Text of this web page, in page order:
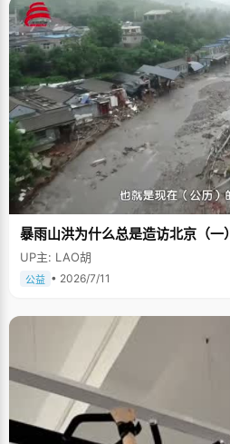
暴雨山洪为什么总是造访北京（一）
UP主: LAO胡
公益 • 2026/7/11